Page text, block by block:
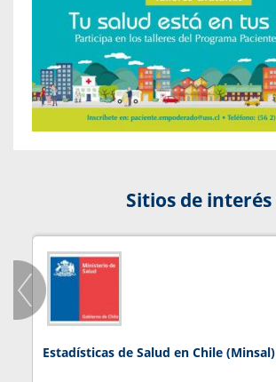
Sitios de interés
Estadísticas de Salud en Chile (Minsal)